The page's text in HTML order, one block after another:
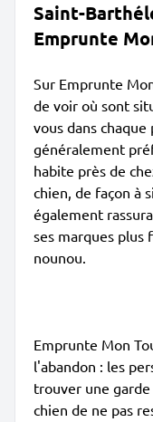
Saint-
Emprunte
Sur Emprunte
de voir où sont
vous dans
généralement
habite près de
chien, de façon à
également
ses marques plus
nounou.
Emprunte Mon
l'abandon : les
trouver une
chien de ne pas